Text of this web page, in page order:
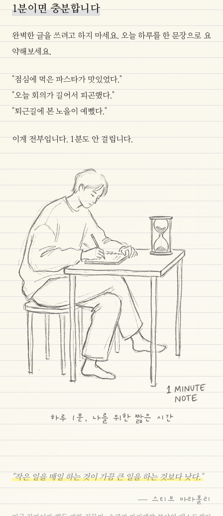
1분이면 충분합니다
완벽한 글을 쓰려고 하지 마세요. 오늘 하루를 한 문장으로 요
약해보세요.
"점심에 먹은 파스타가 맛있었다."
"오늘 회의가 길어서 피곤했다."
"퇴근길에 본 노을이 예뻤다."
이게 전부입니다. 1분도 안 걸립니다.
하루 1분, 나를 위한 짧은 시간
"작은 일을 매일 하는 것이 가끔 큰 일을 하는 것보다 낫다."
— 스티브 마라볼리